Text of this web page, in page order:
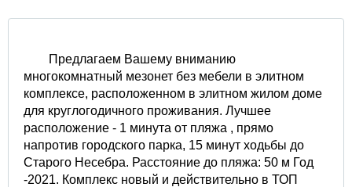
Предлагаем Вашему вниманию
многокомнатный мезонет без мебели в элитном
комплексе, расположенном в элитном жилом доме
для круглогодичного проживания. Лучшее
расположение - 1 минута от пляжа , прямо
напротив городского парка, 15 минут ходьбы до
Старого Несебра. Расстояние до пляжа: 50 м Год
-2021. Комплекс новый и действительно в ТОП